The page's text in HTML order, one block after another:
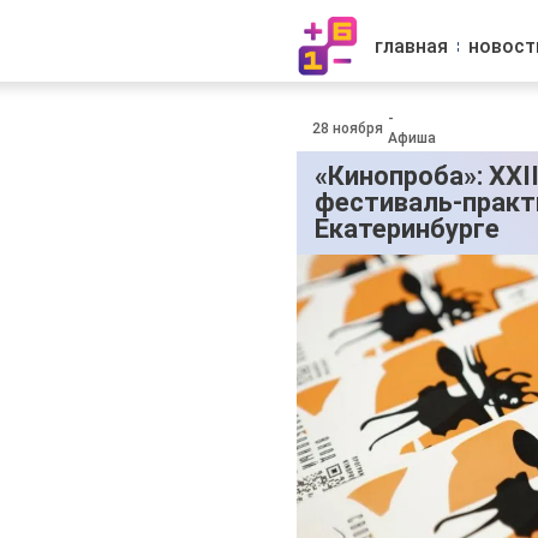
главная
28 ноября
-
Афиша
«Кинопроба»:
фестиваль-
Екатеринбурге